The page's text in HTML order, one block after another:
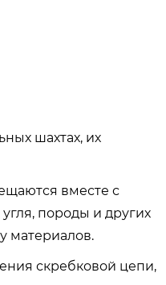
шахтах, их
вместе с
породы и других
материалов.
скребковой цепи,